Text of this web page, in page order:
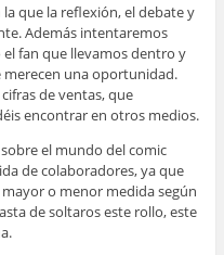
la que la reflexión, el debate y
Además intentaremos
fan que llevamos dentro y
merecen una oportunidad.
de ventas, que
encontrar en otros medios.
el mundo del comic
de colaboradores, ya que
o menor medida según
de soltaros este rollo, este